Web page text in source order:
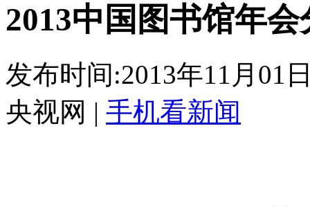
2013中国图书馆年
发布时间:2013年11月01
央视网 | 手机看新闻